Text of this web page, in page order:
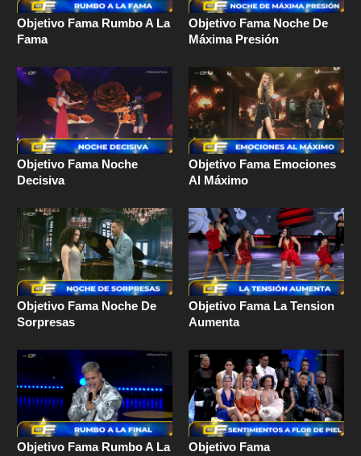
Objetivo Fama Rumbo A La
Fama
Objetivo Fama Noche De
Máxima Presión
Objetivo Fama Noche
Decisiva
Objetivo Fama Emociones
Al Máximo
Objetivo Fama Noche De
Sorpresas
Objetivo Fama La Tension
Aumenta
Objetivo Fama Rumbo A La
Objetivo Fama